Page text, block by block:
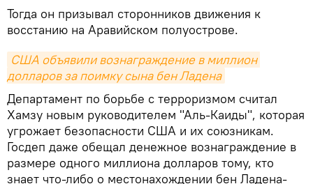
Тогда он призывал сторонников движения к
восстанию на Аравийском полуострове.
США объявили вознаграждение в миллион
долларов за поимку сына бен Ладена
Департамент по борьбе с терроризмом считал
Хамзу новым руководителем "Аль-Каиды", которая
угрожает безопасности США и их союзникам.
Госдеп даже обещал денежное вознаграждение в
размере одного миллиона долларов тому, кто
знает что-либо о местонахождении бен Ладена-